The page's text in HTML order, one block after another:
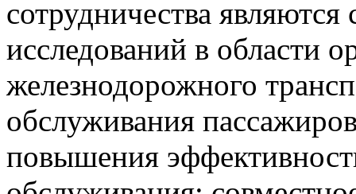
сотрудничества
исследований в области
железнодорожного
обслуживания
повышения